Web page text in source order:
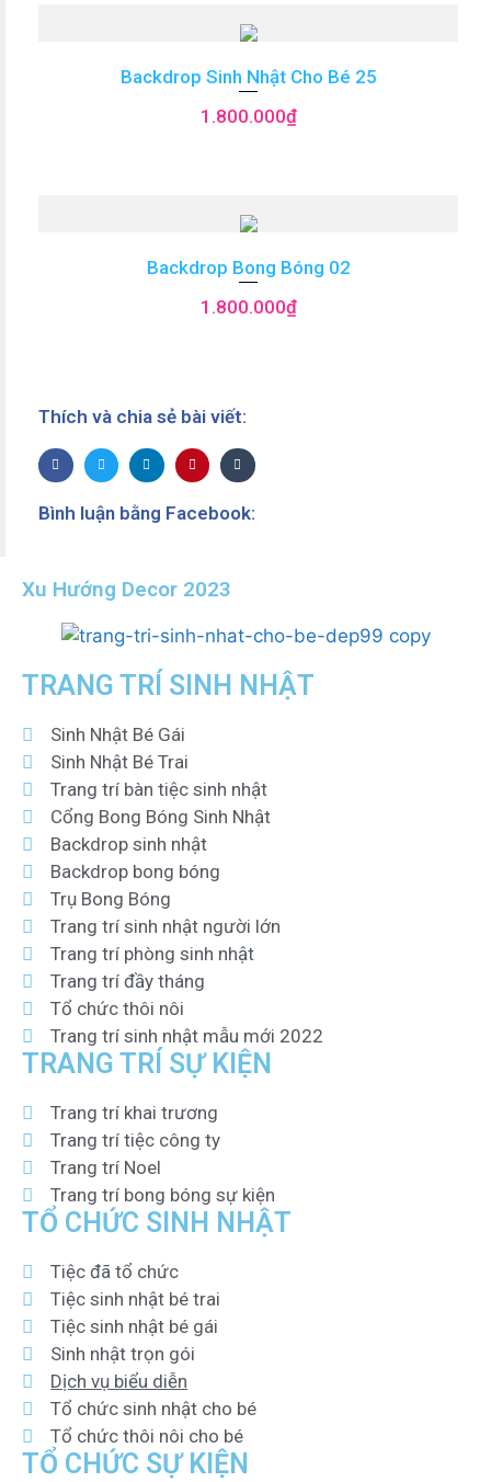
Xu Hướng Decor 2023
TRANG TRÍ SINH NHẬT
Sinh Nhật Bé Gái
Sinh Nhật Bé Trai
Trang trí bàn tiệc sinh nhật
Cổng Bong Bóng Sinh Nhật
Backdrop sinh nhật
Backdrop bong bóng
Trụ Bong Bóng
Trang trí sinh nhật người lớn
Trang trí phòng sinh nhật
Trang trí đầy tháng
Tổ chức thôi nôi
Trang trí sinh nhật mẫu mới 2022
TRANG TRÍ SỰ KIỆN
Trang trí khai trương
Trang trí tiệc công ty
Trang trí Noel
Trang trí bong bóng sự kiện
TỔ CHỨC SINH NHẬT
Tiệc đã tổ chức
Tiệc sinh nhật bé trai
Tiệc sinh nhật bé gái
Sinh nhật trọn gói
Dịch vụ biểu diễn
Tổ chức sinh nhật cho bé
Tổ chức thôi nôi cho bé
TỔ CHỨC SỰ KIỆN
Backdrop Sinh Nhật Cho Bé 25
1.800.000₫
Backdrop Bong Bóng 02
1.800.000₫
Thích và chia sẻ bài viết:
Bình luận bằng Facebook: